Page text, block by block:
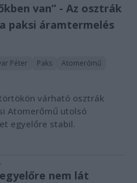
van” - Az osztrák
paksi áramtermelés
Péter Paks
Atomerőmű
várható osztrák
Atomerőmű utolsó
egyelőre stabil.
nem lát